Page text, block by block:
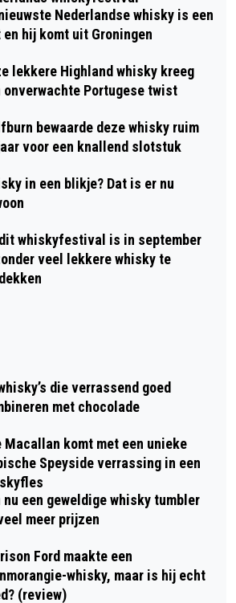
Nederlandse whisky is een
hij komt uit Groningen
lekkere Highland whisky kreeg
onverwachte Portugese twist
bewaarde deze whisky ruim
voor een knallend slotstuk
in een blikje? Dat is er nu
whiskyfestival is in september
veel lekkere whisky te
die verrassend goed
met chocolade
Macallan komt met een unieke
Speyside verrassing in een
nu een geweldige whisky tumbler
meer prijzen
Ford maakte een
whisky, maar is hij echt
(review)